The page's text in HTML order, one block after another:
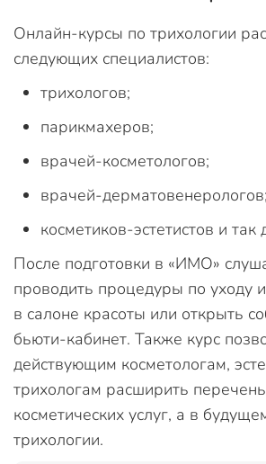
Онлайн-курсы по трихологии
следующих специалистов:
трихологов;
парикмахеров;
врачей-косметологов;
врачей-дерматовенерологов;
косметиков-эстетистов и так
После подготовки в «ИМО»
проводить процедуры по уходу
в салоне красоты или открыть
бьюти-кабинет. Также курс
действующим косметологам,
трихологам расширить
косметических услуг, а в
трихологии.